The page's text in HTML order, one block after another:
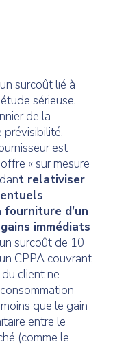
surcoût lié à
sérieuse,
de la
est
« sur mesure
t relativiser
fourniture d’un
immédiats
surcoût de 10
CPPA couvrant
client ne
que le gain
entre le
(comme le